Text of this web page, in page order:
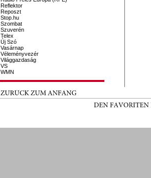
Reflektor
Reposzt
Stop.hu
Szombat
Szuverén
Telex
Új Szó
Vasárnap
Véleményvezér
Világgazdaság
VS
WMN
ZURÜCK ZUM ANFANG
DEN FAVORITEN